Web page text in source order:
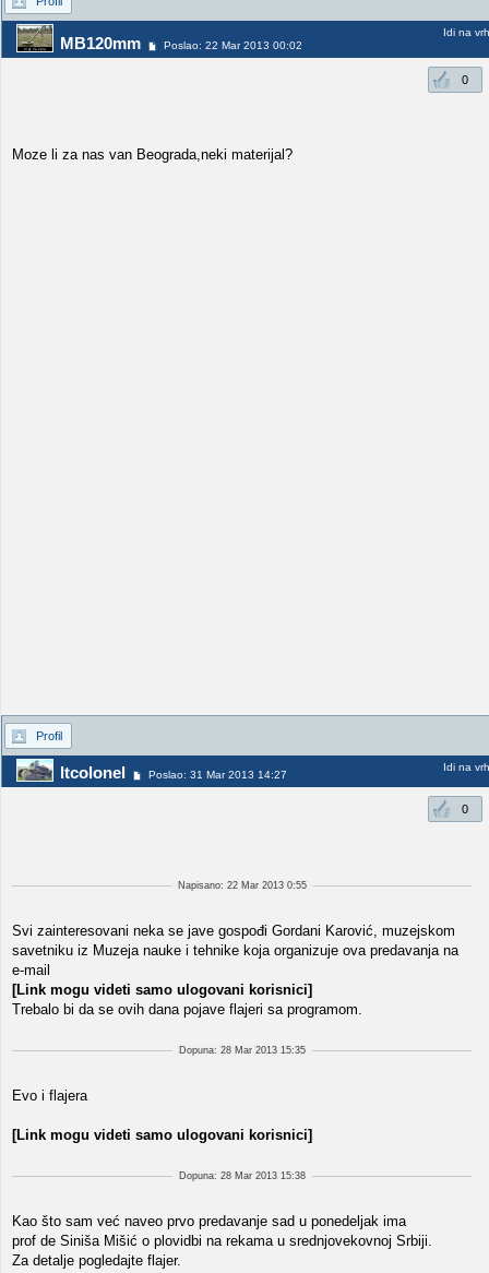
MB120mm Poslao: 22 Mar 2013 00:02
Idi na vrh
0
Moze li za nas van Beograda,neki materijal?
Profil
ltcolonel Poslao: 31 Mar 2013 14:27
Idi na vrh
0
Napisano: 22 Mar 2013 0:55
Svi zainteresovani neka se jave gospođi Gordani Karović, muzejskom
savetniku iz Muzeja nauke i tehnike koja organizuje ova predavanja na
e-mail
[Link mogu videti samo ulogovani korisnici]
Trebalo bi da se ovih dana pojave flajeri sa programom.
Dopuna: 28 Mar 2013 15:35
Evo i flajera
[Link mogu videti samo ulogovani korisnici]
Dopuna: 28 Mar 2013 15:38
Kao što sam već naveo prvo predavanje sad u ponedeljak ima
prof de Siniša Mišić o plovidbi na rekama u srednjovekovnoj Srbiji.
Za detalje pogledajte flajer.